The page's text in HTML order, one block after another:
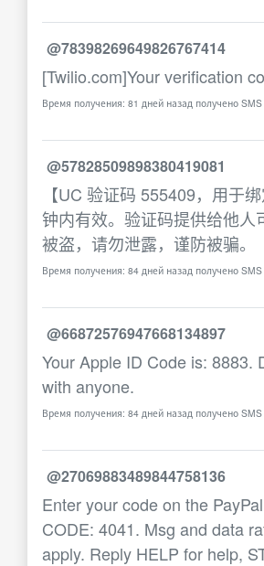
@78398269649826767414
[Twilio.com]Your verification
Время получения: 81 дней назад получено SMS
@57828509898380419081
【UC 验证码 555409，用于
钟内有效。验证码提供给他人
被盗，请勿泄露，谨防被骗。
Время получения: 84 дней назад получено SMS
@66872576947668134897
Your Apple ID Code is: 8883.
with anyone.
Время получения: 84 дней назад получено SMS
@27069883489844758136
Enter your code on the
CODE: 4041. Msg and data
apply. Reply HELP for help,